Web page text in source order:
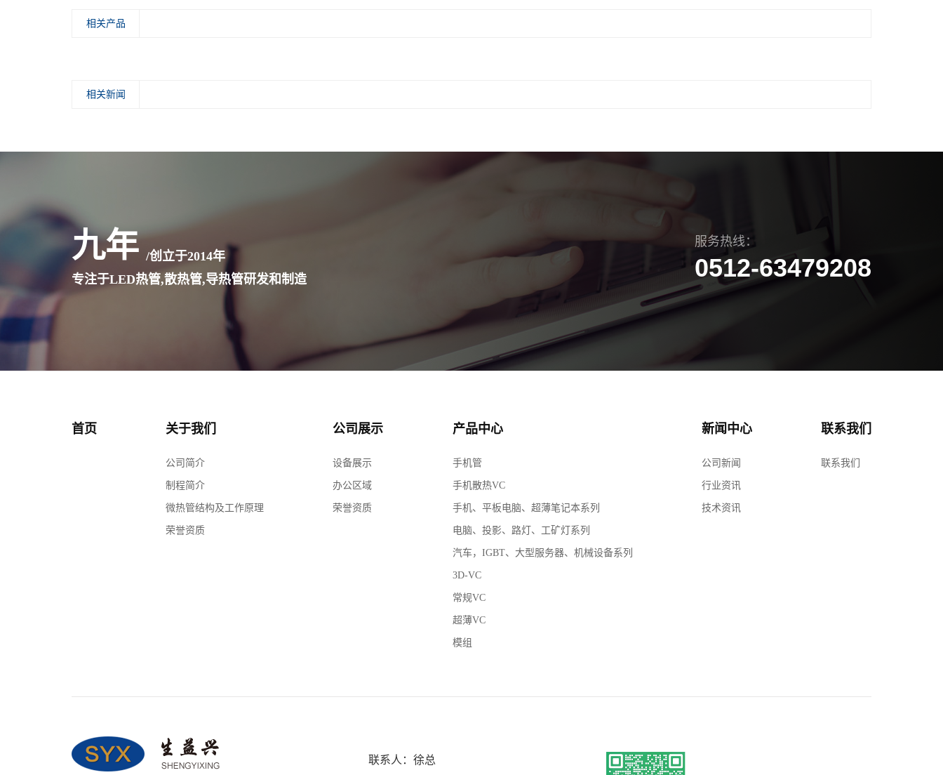
相关产品
相关新闻
九年 /创立于2014年
专注于LED热管,散热管,导热管研发和制造
服务热线：
0512-63479208
首页 关于我们
公司简介
制程简介
微热管结构及工作原理
荣誉资质
公司展示
设备展示
办公区域
荣誉资质
产品中心
手机管
手机散热VC
手机、平板电脑、超薄笔记本系列
电脑、投影、路灯、工矿灯系列
汽车，IGBT、大型服务器、机械设备系列
3D-VC
常规VC
超薄VC
模组
新闻中心
公司新闻
行业资讯
技术资讯
联系我们
联系我们
联系人：徐总